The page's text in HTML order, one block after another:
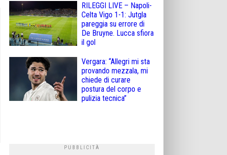
RILEGGI LIVE – Napoli-
Celta Vigo 1-1: Jutgla
pareggia su errore di
De Bruyne. Lucca sfiora
il gol
Vergara: “Allegri mi sta
provando mezzala, mi
chiede di curare
postura del corpo e
pulizia tecnica”